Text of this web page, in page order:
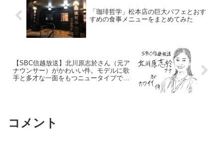
「珈琲哲学」松本店の巨大パフェとおす
すめの食事メニューをまとめてみた
【SBC信越放送】北川原志於さん（元ア
ナウンサー）がかわいい件。モデルに歌
手と多才な一面をもつニュータイプで
コメント